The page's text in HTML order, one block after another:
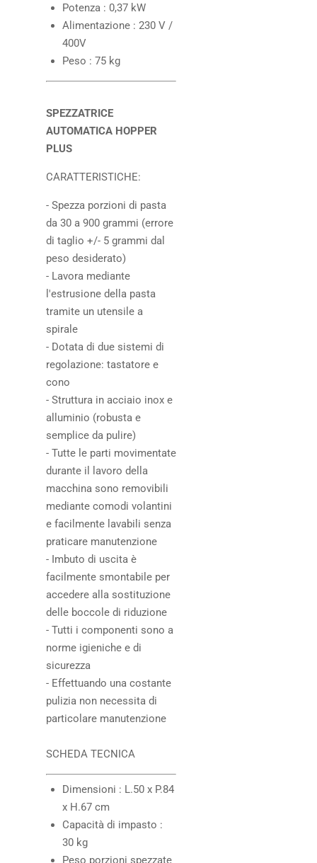
Potenza : 0,37 kW
Alimentazione : 230 V /
400V
Peso : 75 kg
SPEZZATRICE
AUTOMATICA HOPPER
PLUS
CARATTERISTICHE:
- Spezza porzioni di pasta
da 30 a 900 grammi (errore
di taglio +/- 5 grammi dal
peso desiderato)
- Lavora mediante
l'estrusione della pasta
tramite un utensile a
spirale
- Dotata di due sistemi di
regolazione: tastatore e
cono
- Struttura in acciaio inox e
alluminio (robusta e
semplice da pulire)
- Tutte le parti movimentate
durante il lavoro della
macchina sono removibili
mediante comodi volantini
e facilmente lavabili senza
praticare manutenzione
- Imbuto di uscita è
facilmente smontabile per
accedere alla sostituzione
delle boccole di riduzione
- Tutti i componenti sono a
norme igieniche e di
sicurezza
- Effettuando una costante
pulizia non necessita di
particolare manutenzione
SCHEDA TECNICA
Dimensioni : L.50 x P.84
x H.67 cm
Capacità di impasto :
30 kg
Peso porzioni spezzate